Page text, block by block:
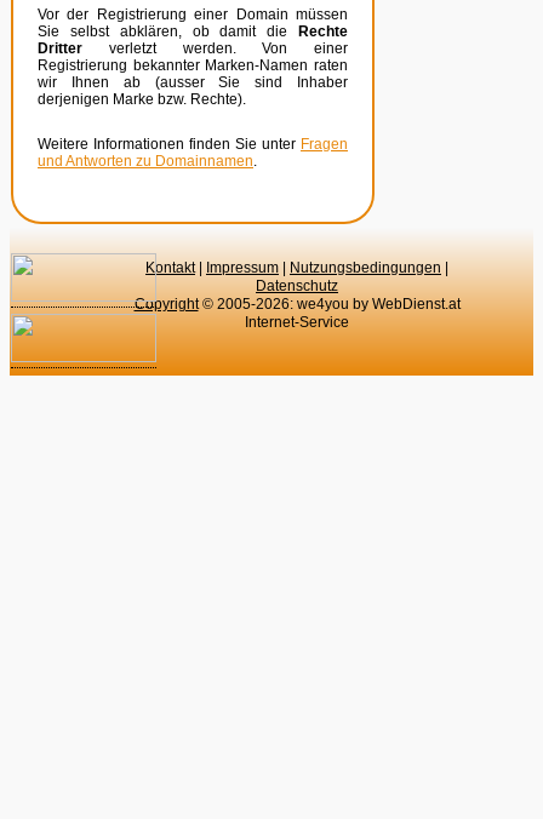
Vor der Registrierung einer Domain müssen
Sie selbst abklären, ob damit die
Rechte
Dritter verletzt werden. Von einer
Registrierung bekannter Marken-Namen raten
wir Ihnen ab (ausser Sie sind Inhaber
derjenigen Marke bzw. Rechte).
Weitere Informationen finden Sie unter Fragen
und Antworten zu Domainnamen.
Kontakt| Impressum Nutzungsbedingungen
Datenschutz
Copyright© 2005-2026: we4you by WebDienst.at
Internet-Service